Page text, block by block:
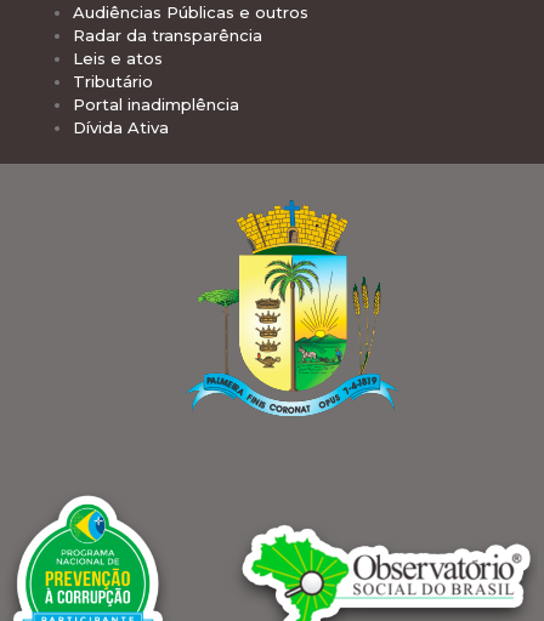
Audiências Públicas e outros
Radar da transparência
Leis e atos
Tributário
Portal inadimplência
Dívida Ativa